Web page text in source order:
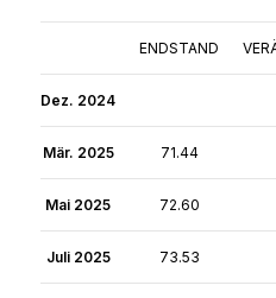
ENDSTAND
Dez. 2024
Mär. 2025 71.44
Mai 2025 72.60
Juli 2025 73.53